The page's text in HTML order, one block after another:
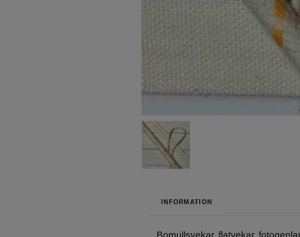
INFORMATION
Bomullsvekar, flatvekar,